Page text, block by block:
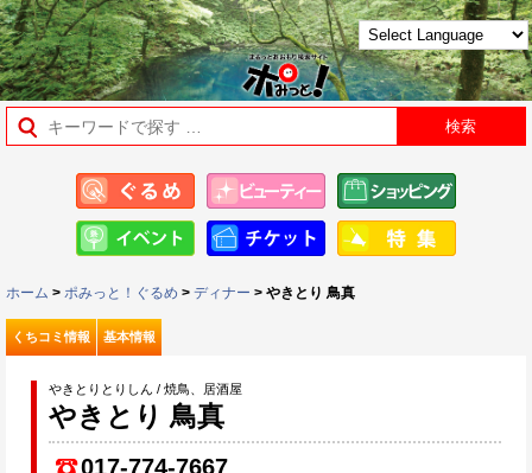
ホーム > ポみっと！ぐるめ > ディナー > やきとり 鳥真
くちコミ情報 基本情報
やきとりとりしん / 焼鳥、居酒屋
やきとり 鳥真
017-774-7667